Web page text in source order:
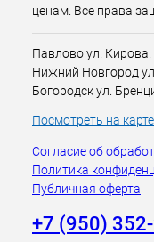
ценам. Все права
Павлово ул. Кирова.
Нижний Новгород
Богородск ул.
Посмотреть на карте
Согласие об
Политика
Публичная оферта
+7 (950)